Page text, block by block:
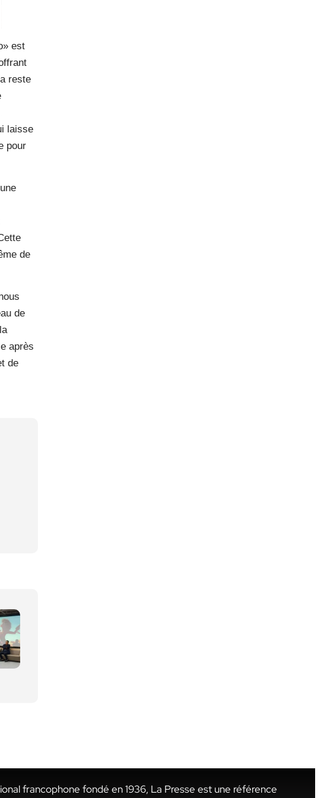
est
reste
laisse
pour
de
de
après
de
francophone fondé en 1936, La Presse est une référence